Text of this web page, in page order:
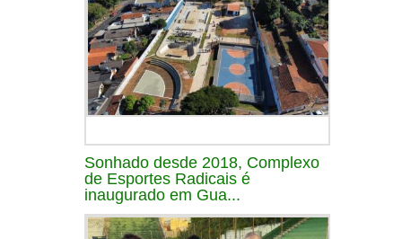
Sonhado desde 2018, Complexo
de Esportes Radicais é
inaugurado em Gua...